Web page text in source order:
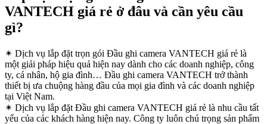
VANTECH giá rẻ ở đâu và cần yêu cầu
gì?
✴ Dịch vụ lắp đặt trọn gói Đầu ghi camera VANTECH giá rẻ là
một giải pháp hiệu quả hiện nay dành cho các doanh nghiệp, công
ty, cá nhân, hộ gia đình… Đầu ghi camera VANTECH trở thành
thiết bị ưa chuộng hàng đầu của mọi gia đình và các doanh nghiệp
tại Việt Nam.
✴ Dịch vụ lắp đặt Đầu ghi camera VANTECH giá rẻ là nhu cầu tất
yếu của các khách hàng hiện nay. Công ty luôn chú trọng sản phẩm